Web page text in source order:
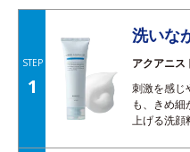
STEP
1
洗いな
アクアニス
刺激を感じ
も、きめ
上げる洗顔